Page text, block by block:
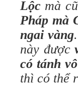
Lộc mà
Pháp mà
ngai vàng
này được
có tánh
thì có thể